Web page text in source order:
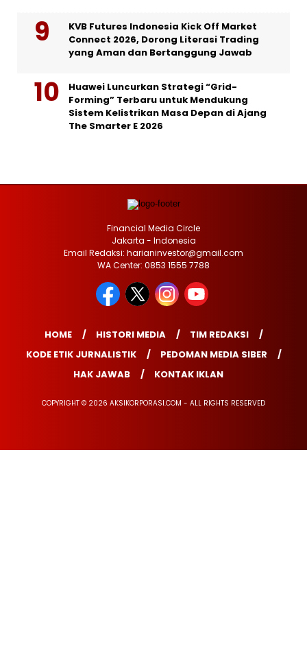
KVB Futures Indonesia Kick Off Market
Connect 2026, Dorong Literasi Trading
yang Aman dan Bertanggung Jawab
Huawei Luncurkan Strategi “Grid-
Forming” Terbaru untuk Mendukung
Sistem Kelistrikan Masa Depan di Ajang
The Smarter E 2026
Financial Media Circle
Jakarta - Indonesia
Email Redaksi: harianinvestor@gmail.com
WA Center: 0853 1555 7788
HOME HISTORI MEDIA
TIM REDAKSI
KODE ETIK JURNALISTIK
PEDOMAN MEDIA SIBER
HAK JAWAB
KONTAK IKLAN
COPYRIGHT © 2026 AKSIKORPORASI.COM - ALL RIGHTS RESERVED